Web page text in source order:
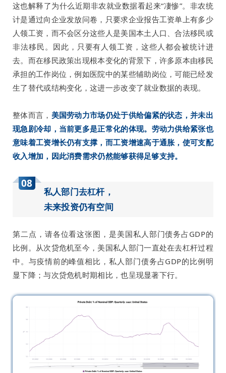
这也解释了为什么近期非农就业数据看起来“凄惨”。非农统
计是通过向企业发放问卷，只要求企业报告工资单上有多少
人领工资，而不会区分这些人是美国本土人口、合法移民或
非法移民。因此，只要有人领工资，这些人都会被统计进
去。而在移民政策出现根本变化的背景下，许多原本由移民
承担的工作岗位，例如医院中的某些辅助岗位，可能已经发
生了替代或结构变化，这进一步改变了就业数据的表现。
整体而言， 美国劳动力市场仍处于供给偏紧的状态，并未出
现急剧冷却，当前更多是正常化的体现。劳动力供给紧张也
意味着工资增长仍有支撑，而工资增速高于通胀，使可支配
收入增加，因此消费需求仍然能够获得足够支持。
08
私人部门去杠杆，
未来投资仍有空间
第二点，请各位看这张图，是美国私人部门债务占GDP的
比例。从次贷危机至今，美国私人部门一直处在去杠杆过程
中。与疫情前的峰值相比，私人部门债务占GDP的比例明
显下降；与次贷危机时期相比，也呈现显著下行。